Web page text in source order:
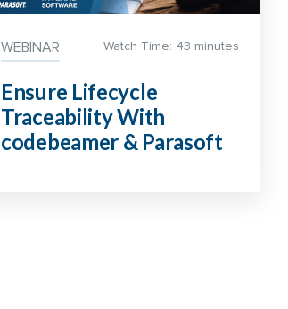
WEBINAR Watch Time: 43 minutes
Ensure Lifecycle
Traceability With
codebeamer & Parasoft